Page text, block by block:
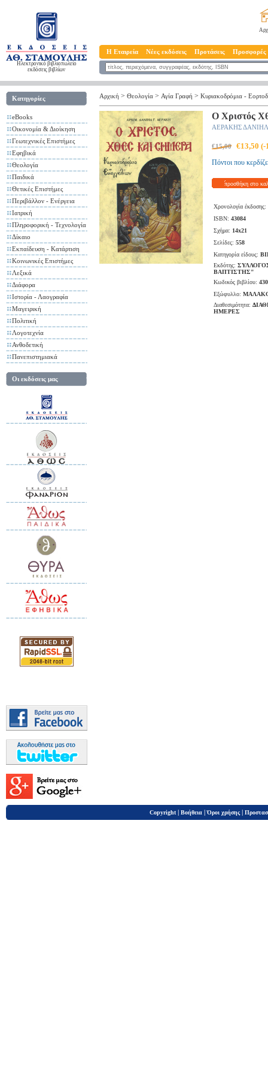
Ηλεκτρονικό βιβλιοπωλείο
εκδόσεις βιβλίων
Η Εταιρεία Νέες εκδόσεις Προτάσεις Προσφορές
Κατηγορίες
eBooks
Οικονομία & Διοίκηση
Γεωτεχνικές Επιστήμες
Εφηβικά
Θεολογία
Παιδικά
Θετικές Επιστήμες
Περιβάλλον - Ενέργεια
Ιατρική
Πληροφορική - Τεχνολογία
Δίκαιο
Εκπαίδευση - Κατάρτιση
Κοινωνικές Επιστήμες
Λεξικά
Διάφορα
Ιστορία - Λαογραφία
Μαγειρική
Πολιτική
Λογοτεχνία
Ανθοδετική
Πανεπιστημιακά
Οι εκδόσεις μας
Αρχική > Θεολογία > Αγία Γραφή > Κυριακοδρόμια -
Ο Χριστός
ΑΕΡΑΚΗΣ
€15,00 €13,50
Πόντοι που
προσθήκη στο
Χρονολογία έκδοσης:
ISBN: 43084
Σχήμα: 14x21
Σελίδες: 558
Κατηγορία είδους:
Εκδότης:
ΒΑΠΤΙΣΤΗΣ"
Κωδικός βιβλίου:
Εξώφυλλο:
Διαθεσιμότητα:
ΗΜΕΡΕΣ
Copyright | Βοήθεια |Όροι χρήσης |